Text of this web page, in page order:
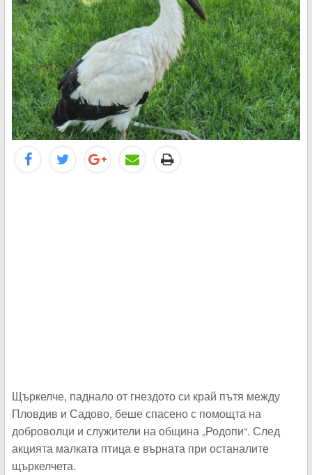
Щъркелче, паднало от гнездото си край пътя между
Пловдив и Садово, беше спасено с помощта на
доброволци и служители на община „Родопи“. След
акцията малката птица е върната при останалите
щъркелчета.